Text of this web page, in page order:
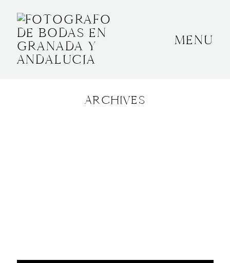
MENU
ARCHIVES
BODAS